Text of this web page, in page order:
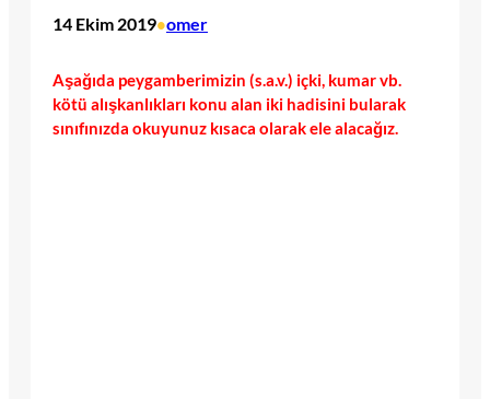
14 Ekim 2019•omer
Aşağıda peygamberimizin (s.a.v.) içki, kumar vb.
kötü alışkanlıkları konu alan iki hadisini bularak
sınıfınızda okuyunuz kısaca olarak ele alacağız.